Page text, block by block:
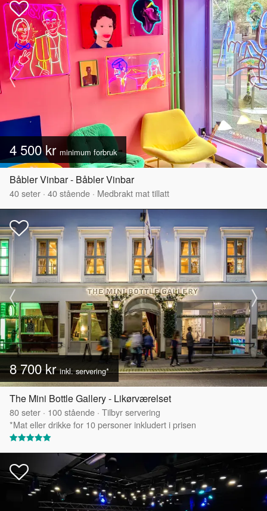
4 500 kr minimum forbruk
Båbler Vinbar - Båbler Vinbar
40seter · 40stående · Medbrakt mat tillatt
8 700 krinkl. servering*
The Mini Bottle Gallery - Likørværelset
80seter · 100stående · Tilbyr servering
*Mat eller drikke for 10 personer inkludert i prisen